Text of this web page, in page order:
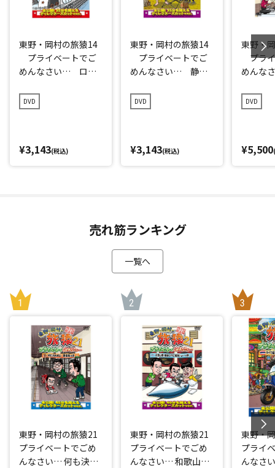
東野・岡村の旅猿14
プライベートでご
めんなさい… ロシ
の旅 ルンルン編
プレミアム完全版
DVD
¥3,143(税込)
東野・岡村の旅猿14
プライベートでご
めんなさい… 静
ャンプの旅 プレミ
アム完全版
DVD
¥3,143(税込)
東野・
プラ
めんな
DVD
¥5,500
売れ筋ランキング
一覧へ
東野・岡村の旅猿21
プライベートでごめ
んなさい… 何も決め
東野・岡村の旅猿21
プライベートでごめ
んなさい… 和歌山県
東野・
プライ
んなさ